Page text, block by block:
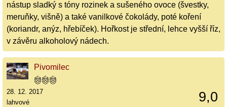
nástup sladký s tóny rozinek a sušeného ovoce (švestky,
meruňky, višně) a také vanilkové čokolády, poté koření
(koriandr, anýz, hřebíček). Hořkost je střední, lehce vyšší říz,
v závěru alkoholový nádech.
Pivomilec
9,0
28. 12. 2017
lahvové